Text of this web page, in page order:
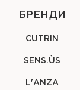
БРЕНДИ
CUTRIN
SENS.ÙS
L'ANZA